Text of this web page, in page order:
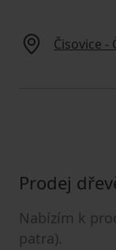
Čisovice -
Prodej
Nabízím k
patra).